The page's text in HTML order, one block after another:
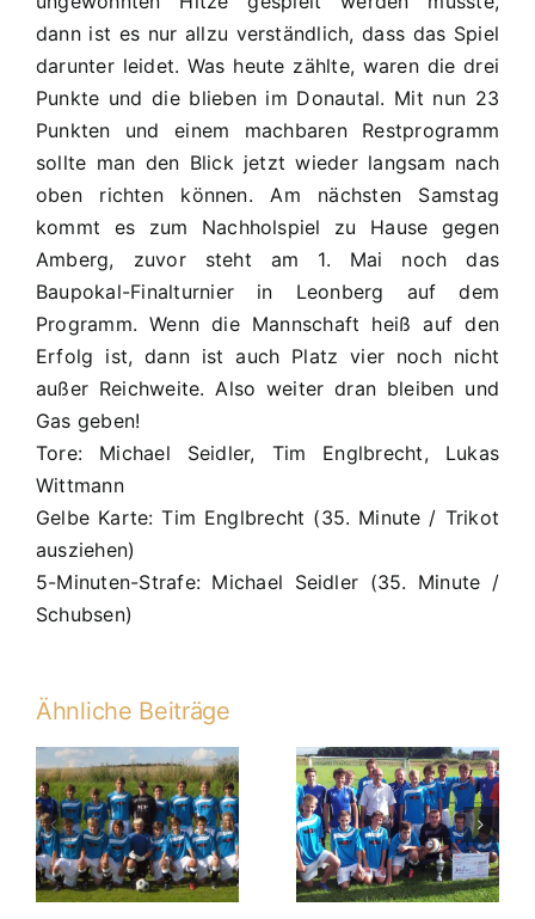
dann ist es nur allzu verständlich, dass das Spiel
darunter leidet. Was heute zählte, waren die drei
Punkte und die blieben im Donautal. Mit nun 23
Punkten und einem machbaren Restprogramm
sollte man den Blick jetzt wieder langsam nach
oben richten können. Am nächsten Samstag
kommt es zum Nachholspiel zu Hause gegen
Amberg, zuvor steht am 1. Mai noch das
Baupokal-Finalturnier in Leonberg auf dem
Programm. Wenn die Mannschaft heiß auf den
Erfolg ist, dann ist auch Platz vier noch nicht
außer Reichweite. Also weiter dran bleiben und
Gas geben!
Tore: Michael Seidler, Tim Englbrecht, Lukas
Wittmann
Gelbe Karte: Tim Englbrecht (35. Minute / Trikot
ausziehen)
5-Minuten-Strafe: Michael Seidler (35. Minute /
Schubsen)
Ähnliche Beiträge
C1 verdienter
4:1 (0:1,1:1)-
Sieger nach
Elfmeterschießen
im Kelheimer